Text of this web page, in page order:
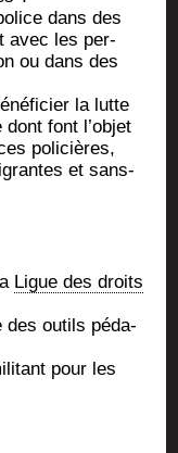
dans des
avec les per­
ou dans des
la lutte
font l’objet
poli­cières,
et sans-
Ligue des droits
des outils péda­
pour les